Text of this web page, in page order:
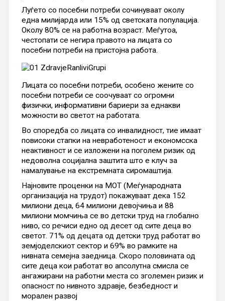
Луѓето со посебни потреби сочинуваат околу
една милијарда или 15% од светската популација.
Околу 80% се на работна возраст. Меѓутоа,
честопати се негира правото на лицата со
посебни потреби на пристојна работа.
Лицата со посебни потреби, особено жените со
посебни потреби се соочуваат со огромни
физички, информативни бариери за еднакви
можности во светот на работата.
Во споредба со лицата со инвалидност, тие имаат
повисоки стапки на невработеност и економсска
неактивност и се изложени на поголем ризик од
недоволна социјална заштита што е клуч за
намалување на екстремната сиромаштија.
Најновите проценки на МОТ (Меѓународната
организација на трудот) покажуваат дека 152
милиони деца, 64 милиони девојчиња и 88
милиони момчиња се во детски труд на глобално
ниво, со речиси едно од десет од сите деца во
светот. 71% од децата од детски труд работат во
земјоделскиот сектор и 69% во рамките на
нивната семејна заедница. Скоро половината од
сите деца кои работат во апсолутна смисла се
ангажирани на работни места со зголемен ризик и
опасност по нивното здравје, безбедност и
морален развој